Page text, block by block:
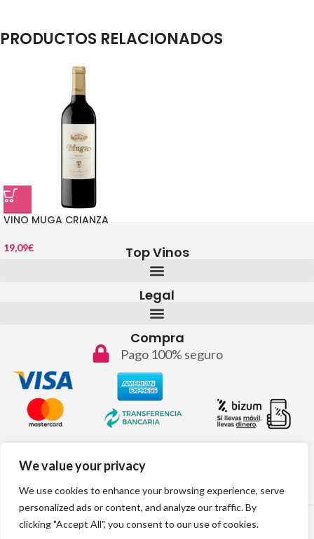
We value your privacy
We use cookies to enhance your browsing experience, serve
personalized ads or content, and analyze our traffic. By
clicking "Accept All", you consent to our use of cookies.
PRODUCTOS RELACIONADOS
VINO MUGA CRIANZA
19,09€ Top Vinos
Legal
Compra
Pago 100% seguro
info@topvinos.com
2024 © Todos los derechos reservados